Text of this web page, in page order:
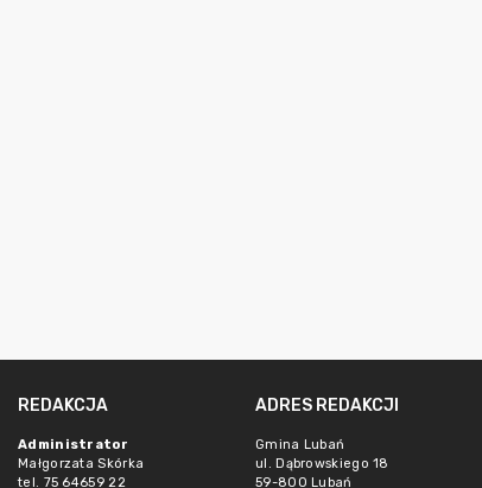
REDAKCJA
Administrator
Małgorzata Skórka
tel. 75 64659 22
ADRES REDAKCJI
Gmina Lubań
ul. Dąbrowskiego 18
59-800 Lubań